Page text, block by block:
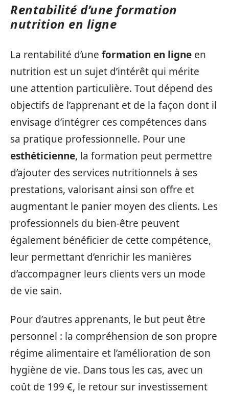
Rentabilité d’une formation
nutrition en ligne
La rentabilité d’une formation en ligne en
nutrition est un sujet d’intérêt qui mérite
une attention particulière. Tout dépend des
objectifs de l’apprenant et de la façon dont il
envisage d’intégrer ces compétences dans
sa pratique professionnelle. Pour une
esthéticienne, la formation peut permettre
d’ajouter des services nutritionnels à ses
prestations, valorisant ainsi son offre et
augmentant le panier moyen des clients. Les
professionnels du bien-être peuvent
également bénéficier de cette compétence,
leur permettant d’enrichir les manières
d’accompagner leurs clients vers un mode
de vie sain.
Pour d’autres apprenants, le but peut être
personnel : la compréhension de son propre
régime alimentaire et l’amélioration de son
hygiène de vie. Dans tous les cas, avec un
coût de 199 €, le retour sur investissement